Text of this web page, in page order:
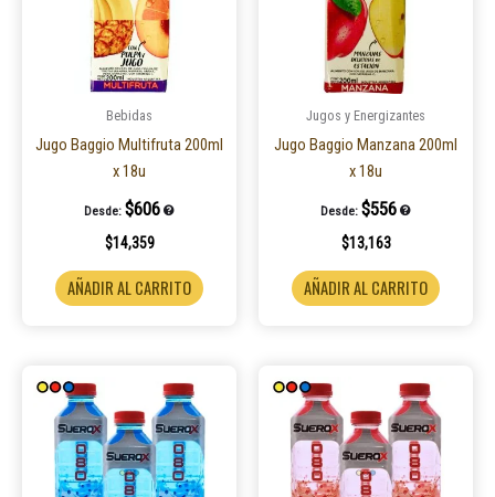
Bebidas
Jugo Baggio Multifruta 200ml
x 18u
Desde: $606
$14,359
AÑADIR AL CARRITO
Jugos y Energizantes
Jugo Baggio Manzana 200ml
x 18u
Desde: $556
$13,163
AÑADIR AL CARRITO
múltiples
variantes.
tiene